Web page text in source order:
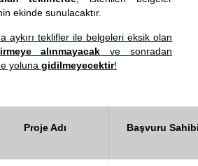
ekinde sunulacaktır.
aykırı teklifler ile belgeleri eksik olan
alınmayacak ve sonradan
yoluna gidilmeyecektir!
Proje Adı Başvuru